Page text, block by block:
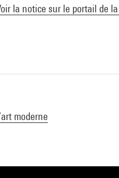
la notice sur le portail de
moderne